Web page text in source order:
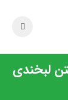
لبخندی